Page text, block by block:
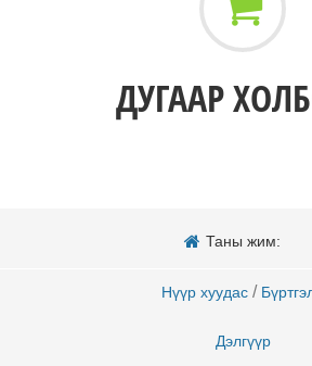
ДУГААР
Таны жим:
Нүүр хуудас /
Дэлгүүр